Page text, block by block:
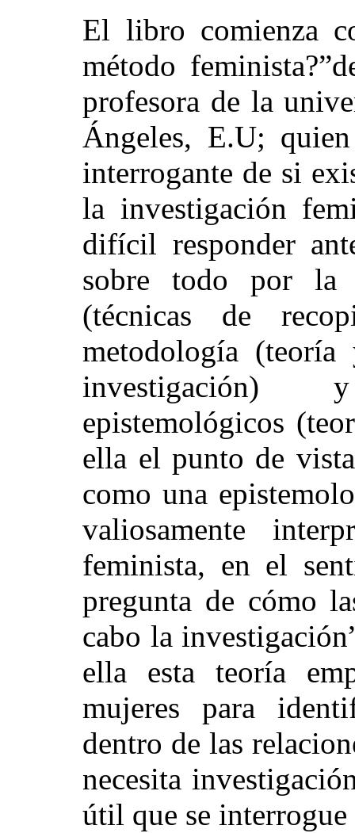
El libro comienza
método
profesora de la
Ángeles, E.U;
interrogante de si
la investigación
difícil responder
sobre todo por la
(técnicas de
metodología
investigación)
epistemológicos
ella el punto de
como una
valiosamente
feminista, en el
pregunta de cómo
cabo la
ella esta teoría
mujeres para
dentro de las
necesita
útil que se interrogue